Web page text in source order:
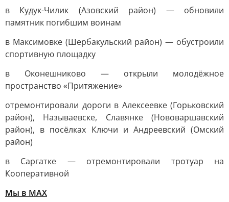
в Кудук-Чилик (Азовский район) — обновили
памятник погибшим воинам
в Максимовке (Шербакульский район) — обустроили
спортивную площадку
в Оконешниково — открыли молодёжное
пространство «Притяжение»
отремонтировали дороги в Алексеевке (Горьковский
район), Называевске, Славянке (Нововаршавский
район), в посёлках Ключи и Андреевский (Омский
район)
в Саргатке — отремонтировали тротуар на
Кооперативной
Мы в MAX